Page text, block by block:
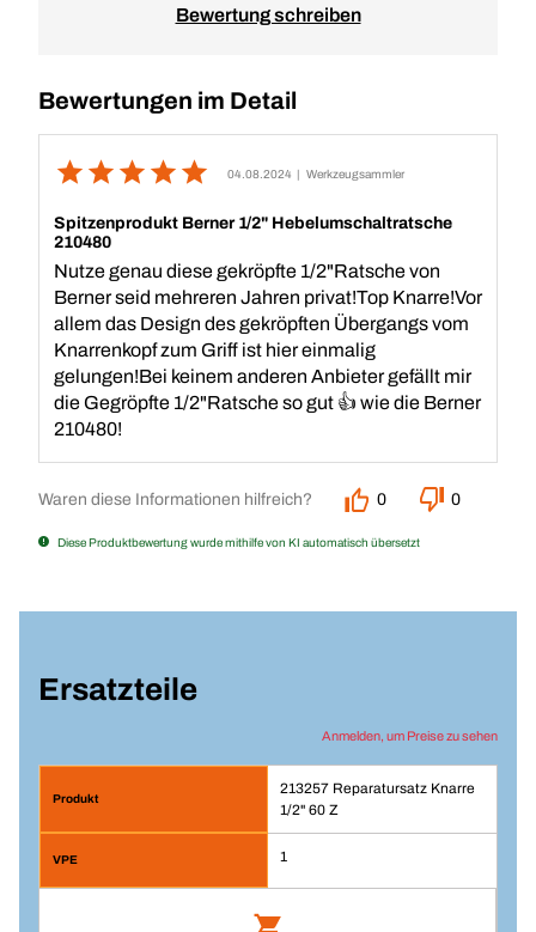
Bewertung schreiben
Bewertungen im Detail
04.08.2024 | Werkzeugsammler
Spitzenprodukt Berner 1/2" Hebelumschaltratsche
210480
Nutze genau diese gekröpfte 1/2"Ratsche von
Berner seid mehreren Jahren privat!Top Knarre!Vor
allem das Design des gekröpften Übergangs vom
Knarrenkopf zum Griff ist hier einmalig
gelungen!Bei keinem anderen Anbieter gefällt mir
die Gegröpfte 1/2"Ratsche so gut 👍 wie die Berner
210480!
Waren diese Informationen hilfreich? 0 0
Diese Produktbewertung wurde mithilfe von KI automatisch übersetzt
Ersatzteile
Anmelden, um Preise zu sehen
213257 Reparatursatz Knarre
1/2" 60 Z
1